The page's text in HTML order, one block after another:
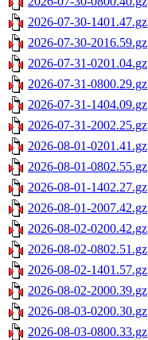
2026-07-30-1401.47.gz
2026-07-30-2016.59.gz
2026-07-31-0201.04.gz
2026-07-31-0800.29.gz
2026-07-31-1404.09.gz
2026-07-31-2002.25.gz
2026-08-01-0201.41.gz
2026-08-01-0802.55.gz
2026-08-01-1402.27.gz
2026-08-01-2007.42.gz
2026-08-02-0200.42.gz
2026-08-02-0802.51.gz
2026-08-02-1401.57.gz
2026-08-02-2000.39.gz
2026-08-03-0200.30.gz
2026-08-03-0800.33.gz